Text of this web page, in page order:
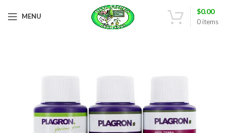
MENU
0items
$0.00